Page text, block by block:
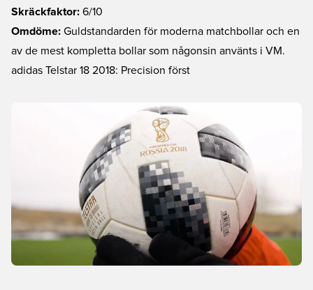
Skräckfaktor: 6/10
Omdöme: Guldstandarden för moderna matchbollar och en
av de mest kompletta bollar som någonsin använts i VM.
adidas Telstar 18 2018: Precision först